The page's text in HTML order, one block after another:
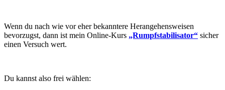
Wenn du nach wie vor eher bekanntere Herangehensweisen
bevorzugst, dann ist mein Online-Kurs „Rumpfstabilisator“ sicher
einen Versuch wert.
Du kannst also frei wählen: